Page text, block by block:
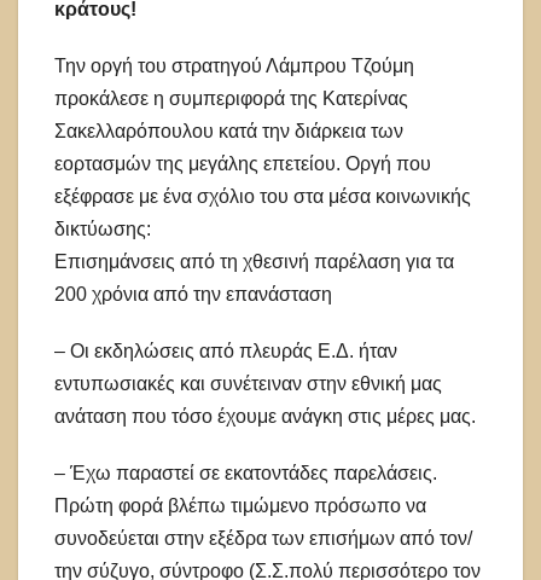
κράτους!
Την οργή του στρατηγού Λάμπρου Τζούμη
προκάλεσε η συμπεριφορά της Κατερίνας
Σακελλαρόπουλου κατά την διάρκεια των
εορτασμών της μεγάλης επετείου. Οργή που
εξέφρασε με ένα σχόλιο του στα μέσα κοινωνικής
δικτύωσης:
Επισημάνσεις από τη χθεσινή παρέλαση για τα
200 χρόνια από την επανάσταση
– Οι εκδηλώσεις από πλευράς Ε.Δ. ήταν
εντυπωσιακές και συνέτειναν στην εθνική μας
ανάταση που τόσο έχουμε ανάγκη στις μέρες μας.
– Έχω παραστεί σε εκατοντάδες παρελάσεις.
Πρώτη φορά βλέπω τιμώμενο πρόσωπο να
συνοδεύεται στην εξέδρα των επισήμων από τον/
την σύζυγο, σύντροφο (Σ.Σ.πολύ περισσότερο τον